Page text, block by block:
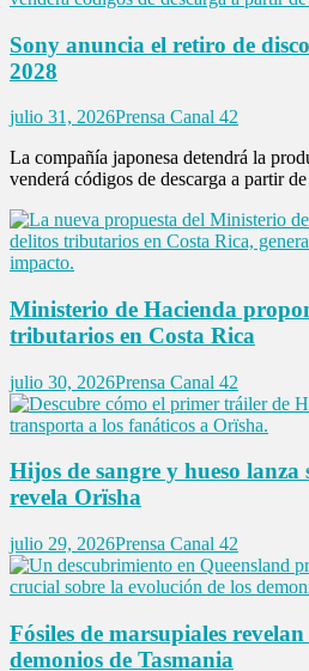
Sony anuncia el retiro de
2028
julio 31, 2026Prensa Canal 42
La compañía japonesa detendrá la
venderá códigos de descarga a partir
Ministerio de Hacienda
tributarios en Costa Rica
julio 30, 2026Prensa Canal 42
Hijos de sangre y hueso
revela Orïsha
julio 29, 2026Prensa Canal 42
Fósiles de marsupiales
demonios de Tasmania